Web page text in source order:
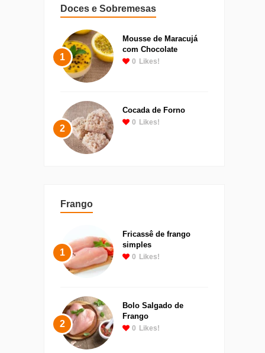
Doces e Sobremesas
1
Mousse de Maracujá
com Chocolate
0 Likes!
2
Cocada de Forno
0 Likes!
Frango
1
Fricassê de frango
simples
0 Likes!
2
Bolo Salgado de
Frango
0 Likes!